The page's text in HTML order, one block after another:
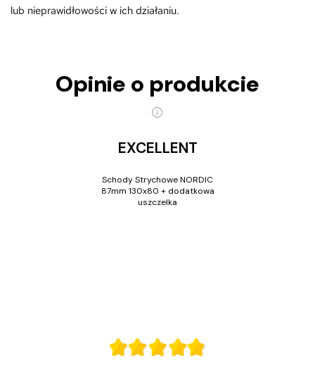
lub nieprawidłowości w ich działaniu.
Opinie o produkcie
EXCELLENT
Schody Strychowe NORDIC
87mm 130x80 + dodatkowa
uszczelka